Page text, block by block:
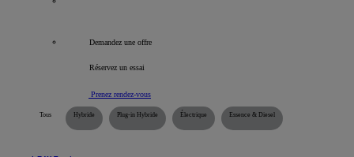
Demandez une offre
Réservez un essai
Prenez rendez-vous
Tous Hybride Plug-in Hybride Électrique Essence & Diesel